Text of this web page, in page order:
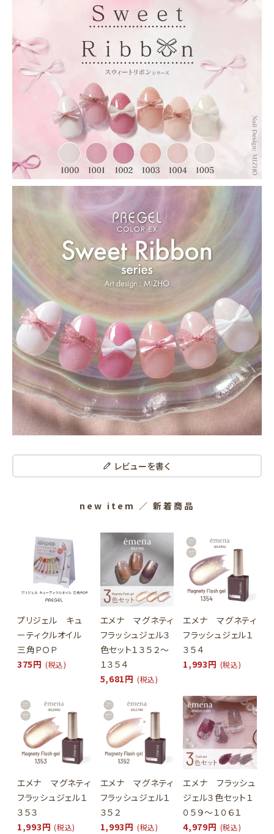
レビューを書く
new item ／ 新着商品
プリジェル キュ
ーティクルオイル
三角ＰＯＰ
375円 (税込)
エメナ マグネティ
フラッシュジェル３
色セット１３５２～
１３５４
5,681円 (税込)
エメナ マグネティ
フラッシュジェル１
３５４
1,993円 (税込)
エメナ マグネティ
フラッシュジェル１
３５３
1,993円 (税込)
エメナ マグネティ
フラッシュジェル１
３５２
1,993円 (税込)
エメナ フラッシュ
ジェル３色セット１
０５９～１０６１
4,979円 (税込)